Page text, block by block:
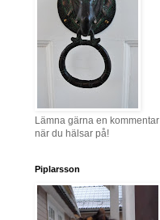
Lämna gärna en kommentar
när du hälsar på!
Piplarsson